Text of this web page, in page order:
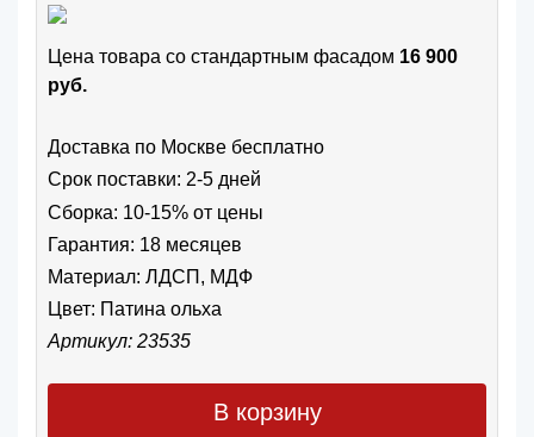
Цена товара cо стандартным фасадом 16 900
руб.
Доставка по Москве бесплатно
Срок поставки: 2-5 дней
Сборка: 10-15% от цены
Гарантия: 18 месяцев
Материал: ЛДСП, МДФ
Цвет: Патина ольха
Артикул: 23535
В корзину